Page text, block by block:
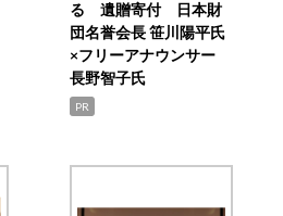
る 遺贈寄付 日本財
団名誉会長 笹川陽平氏
×フリーアナウンサー
長野智子氏
PR